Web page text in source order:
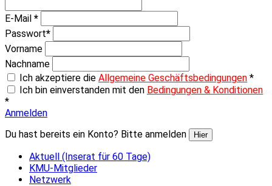
E-Mail *
Passwort*
Vorname
Nachname
Ich akzeptiere die Allgemeine Geschäftsbedingungen *
Ich bin einverstanden mit den Bedingungen & Konditionen
*
Anmelden
Du hast bereits ein Konto? Bitte anmelden
Hier
Aktuell (Inserat für 60 Tage)
KMU-Mitglieder
Netzwerk